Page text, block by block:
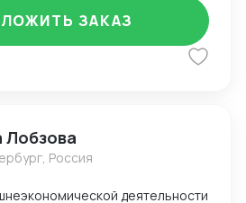
комфортными условиями
логистических схем под
от ситуации. Привлечение
почти из любых точек
ЗАКАЗ
Лобзова
Россия
деятельности